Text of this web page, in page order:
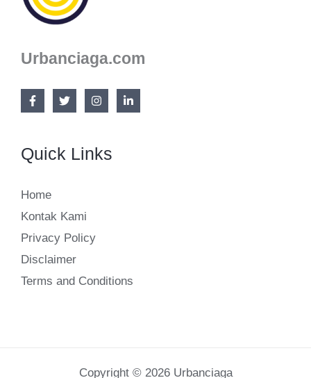
Update
Urbanciaga.com
Quick Links
Home
Kontak Kami
Privacy Policy
Disclaimer
Terms and Conditions
Copyright © 2026 Urbanciaga